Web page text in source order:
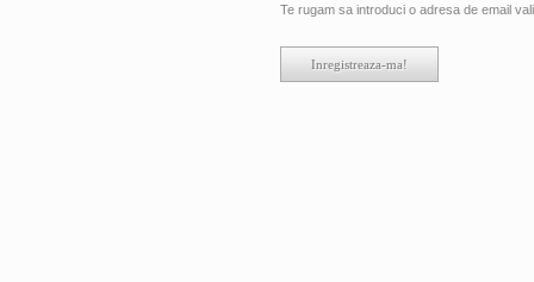
Te rugam sa introduci o adresa de email